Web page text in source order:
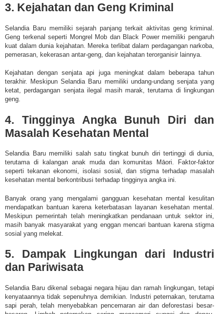
3. Kejahatan dan Geng Kriminal
Selandia Baru memiliki sejarah panjang terkait aktivitas geng kriminal.
Geng terkenal seperti Mongrel Mob dan Black Power memiliki pengaruh
kuat dalam dunia kejahatan. Mereka terlibat dalam perdagangan narkoba,
pemerasan, kekerasan antar-geng, dan kejahatan terorganisir lainnya.
Kejahatan dengan senjata api juga meningkat dalam beberapa tahun
terakhir. Meskipun Selandia Baru memiliki undang-undang senjata yang
ketat, perdagangan senjata ilegal masih marak, terutama di lingkungan
geng.
4. Tingginya Angka Bunuh Diri dan
Masalah Kesehatan Mental
Selandia Baru memiliki salah satu tingkat bunuh diri tertinggi di dunia,
terutama di kalangan anak muda dan komunitas Māori. Faktor-faktor
seperti tekanan ekonomi, isolasi sosial, dan stigma terhadap masalah
kesehatan mental berkontribusi terhadap tingginya angka ini.
Banyak orang yang mengalami gangguan kesehatan mental kesulitan
mendapatkan bantuan karena keterbatasan layanan kesehatan mental.
Meskipun pemerintah telah meningkatkan pendanaan untuk sektor ini,
masih banyak masyarakat yang enggan mencari bantuan karena stigma
sosial yang melekat.
5. Dampak Lingkungan dari Industri
dan Pariwisata
Selandia Baru dikenal sebagai negara hijau dan ramah lingkungan, tetapi
kenyataannya tidak sepenuhnya demikian. Industri peternakan, terutama
sapi perah, telah menyebabkan pencemaran air dan deforestasi besar-